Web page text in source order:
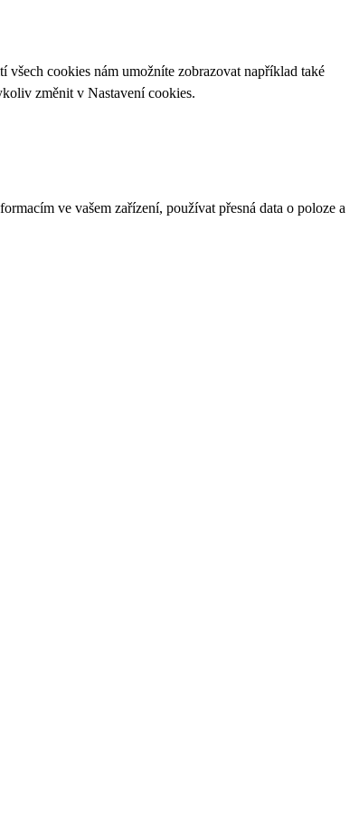
cookies nám umožníte zobrazovat například také
změnit v Nastavení cookies.
ve vašem zařízení, používat přesná data o poloze a